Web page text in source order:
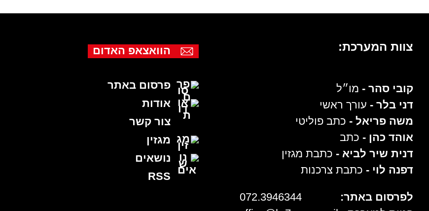
הוואצאפ האדום
פרסום באתר
אודות
צור קשר
מגזין
נושאים
RSS
צוות המערכת:
קובי סהר - מו״ל
דני בלר - עורך ראשי
משה פריאל - כתב פוליטי
אוהד כהן - כתב
דנית שיר לביא - כתבת מגזין
דפנה לוי - כתבת צרכנות
לפרסום באתר:
072.3946344